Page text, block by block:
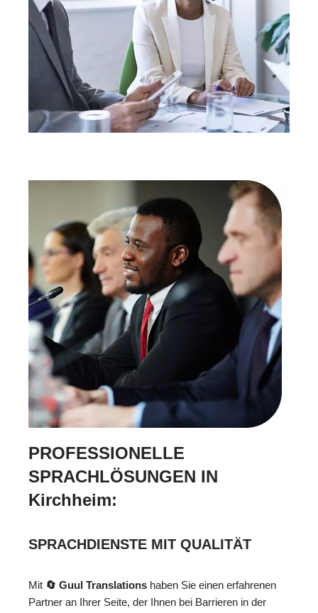
PROFESSIONELLE
SPRACHLÖSUNGEN IN
Kirchheim:
SPRACHDIENSTE MIT QUALITÄT
Mit 🔄 Guul Translations haben Sie einen erfahrenen
Partner an Ihrer Seite, der Ihnen bei Barrieren in der